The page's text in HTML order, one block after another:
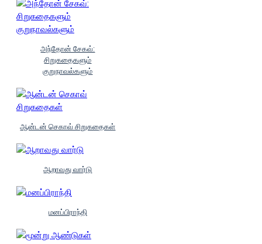
அந்தோன் சேகவ்:
சிறுகதைகளும்
குறுநாவல்களும்
ஆன்டன் செகாவ் சிறுகதைகள்
ஆறாவது வார்டு
மனப்பிராந்தி